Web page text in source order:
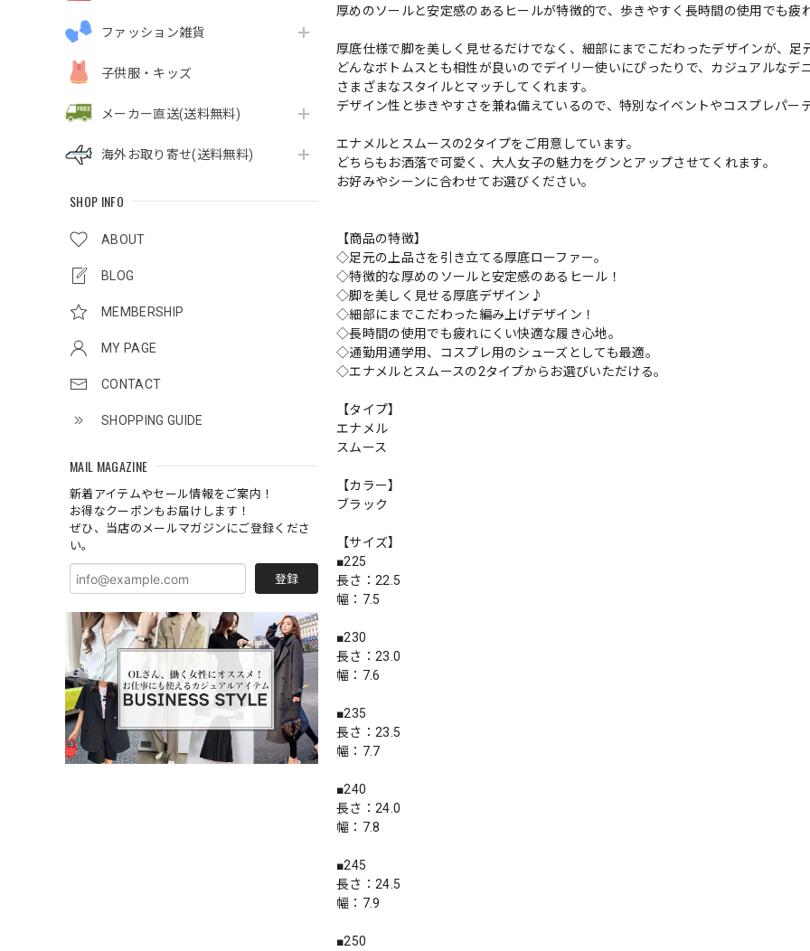
ファッション雑貨
子供服・キッズ
メーカー直送(送料無料)
海外お取り寄せ(送料無料)
SHOP INFO
ABOUT
BLOG
MEMBERSHIP
MY PAGE
CONTACT
SHOPPING GUIDE
MAIL MAGAZINE
新着アイテムやセール情報をご案内！
お得なクーポンもお届けします！
ぜひ、当店のメールマガジンにご登録くださ
い。
登録
厚めのソールと安定感のあるヒールが特徴的で、歩きやすく長時間の使用でも疲
厚底仕様で脚を美しく見せるだけでなく、細部にまでこだわったデザインが、足
どんなボトムスとも相性が良いのでデイリー使いにぴったりで、カジュアルなデ
さまざまなスタイルとマッチしてくれます。
デザイン性と歩きやすさを兼ね備えているので、特別なイベントやコスプレパー
エナメルとスムースの2タイプをご用意しています。
どちらもお洒落で可愛く、大人女子の魅力をグンとアップさせてくれます。
お好みやシーンに合わせてお選びください。
【商品の特徴】
◇足元の上品さを引き立てる厚底ローファー。
◇特徴的な厚めのソールと安定感のあるヒール！
◇脚を美しく見せる厚底デザイン♪
◇細部にまでこだわった編み上げデザイン！
◇長時間の使用でも疲れにくい快適な履き心地。
◇通勤用通学用、コスプレ用のシューズとしても最適。
◇エナメルとスムースの2タイプからお選びいただける。
【タイプ】
エナメル
スムース
【カラー】
ブラック
【サイズ】
■225
長さ：22.5
幅：7.5
■230
長さ：23.0
幅：7.6
■235
長さ：23.5
幅：7.7
■240
長さ：24.0
幅：7.8
■245
長さ：24.5
幅：7.9
■250